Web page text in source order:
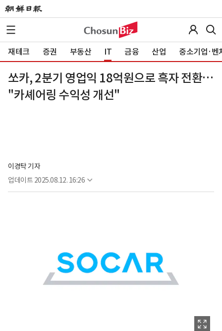
재테크 증권 부동산 IT 금융 산업 중소기업·벤
쏘카, 2분기 영업익 18억원으로 흑자 전환…
"카셰어링 수익성 개선"
이경탁 기자
업데이트 2025.08.12. 16:26